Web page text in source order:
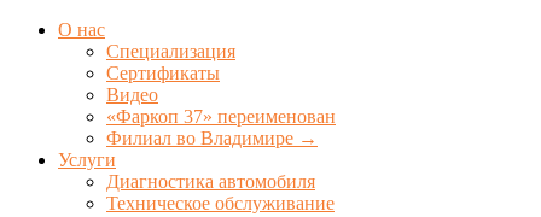
О нас
Специализация
Сертификаты
Видео
«Фаркоп 37» переименован
Филиал во Владимире →
Услуги
Диагностика автомобиля
Техническое обслуживание